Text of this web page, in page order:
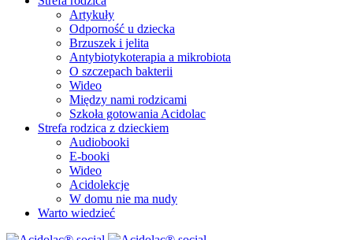
Artykuły
Odporność u dziecka
Brzuszek i jelita
Antybiotykoterapia a mikrobiota
O szczepach bakterii
Wideo
Między nami rodzicami
Szkoła gotowania Acidolac
Strefa rodzica z dzieckiem
Audiobooki
E-booki
Wideo
Acidolekcje
W domu nie ma nudy
Warto wiedzieć